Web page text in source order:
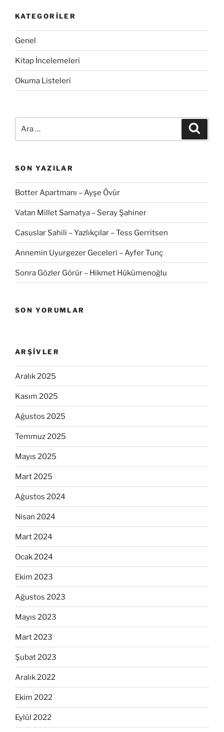
KATEGORILER
Genel
Kitap İncelemeleri
Okuma Listeleri
SON YAZILAR
Botter Apartmanı – Ayşe Övür
Vatan Millet Samatya – Seray Şahiner
Casuslar Sahili – Yazlıkçılar – Tess Gerritsen
Annemin Uyurgezer Geceleri – Ayfer Tunç
Sonra Gözler Görür – Hikmet Hükümenoğlu
SON YORUMLAR
ARŞIVLER
Aralık 2025
Kasım 2025
Ağustos 2025
Temmuz 2025
Mayıs 2025
Mart 2025
Ağustos 2024
Nisan 2024
Mart 2024
Ocak 2024
Ekim 2023
Ağustos 2023
Mayıs 2023
Mart 2023
Şubat 2023
Aralık 2022
Ekim 2022
Eylül 2022